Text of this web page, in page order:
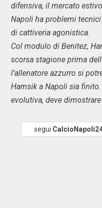
difensiva, il mercato
Napoli ha problemi
di cattiveria agonistica.
Col modulo di Benitez,
scorsa stagione prima
l’allenatore azzurro si
Hamsik a Napoli sia
evolutiva, deve
segui